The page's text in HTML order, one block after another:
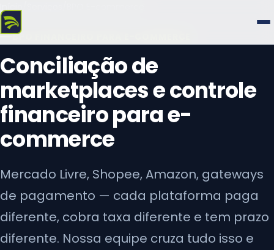
Início
BPO FINANCEIRO PARA E-COMMERCE
Conciliação de
marketplaces e controle
financeiro para e-
commerce
Mercado Livre, Shopee, Amazon, gateways
de pagamento — cada plataforma paga
diferente, cobra taxa diferente e tem prazo
diferente. Nossa equipe cruza tudo isso e